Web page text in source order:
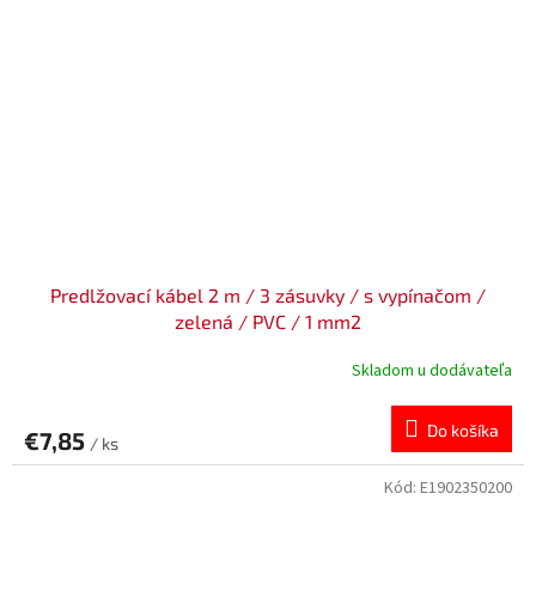
Predlžovací kábel 2 m / 3 zásuvky / s vypínačom /
zelená / PVC / 1 mm2
Skladom u dodávateľa
€7,85 / ks
Do košíka
Kód: E1902350200